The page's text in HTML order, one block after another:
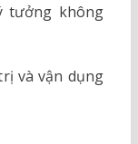
tưởng không
và vận dụng